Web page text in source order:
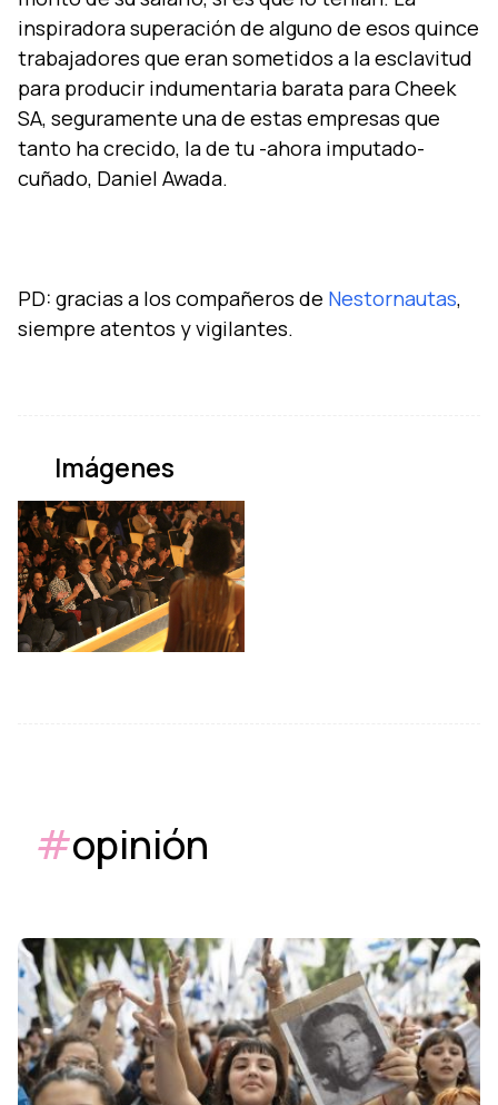
inspiradora superación de alguno de esos quince
trabajadores que eran sometidos a la esclavitud
para producir indumentaria barata para Cheek
SA, seguramente una de estas empresas que
tanto ha crecido, la de tu -ahora imputado-
cuñado, Daniel Awada.
PD: gracias a los compañeros de Nestornautas,
Imágenes
#opinión